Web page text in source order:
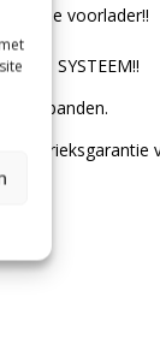
gehele voorlader!!
SYSTEEM!!